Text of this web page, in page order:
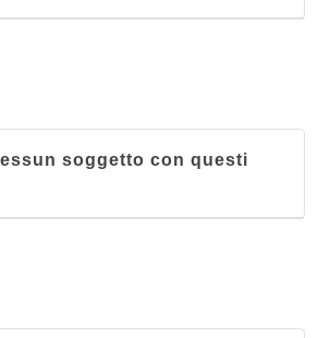
soggetto con questi